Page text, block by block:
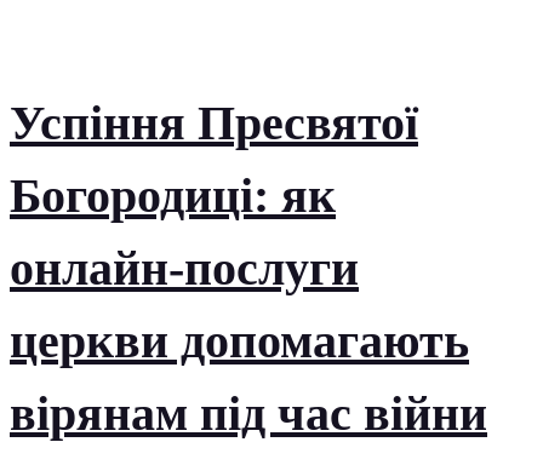
Успіння Пресвятої
Богородиці: як
онлайн-послуги
церкви допомагають
вірянам під час війни